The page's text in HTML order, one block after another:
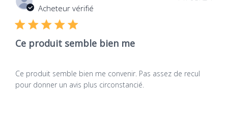
Acheteur vérifié
Ce produit semble bien me
Ce produit semble bien me convenir. Pas assez de recul
pour donner un avis plus circonstancié.